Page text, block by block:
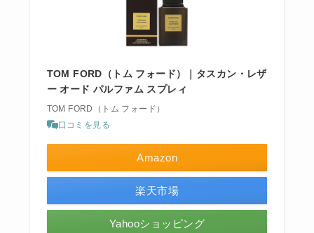
TOM FORD（トム フォード）｜タスカン・レザ
ー オード パルファム スプレィ
TOM FORD（トム フォード）
口コミを見る
Amazon
楽天市場
Yahooショッピング